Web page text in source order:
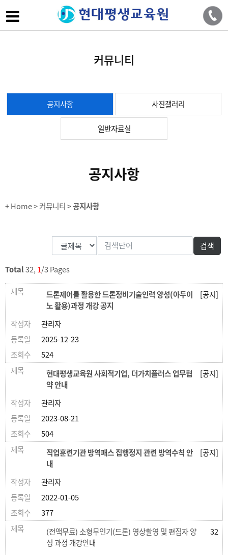
커뮤니티
공지사항 사진갤러리
일반자료실
공지사항
+ Home> 커뮤니티 >공지사항
Total32,1/3 Pages
[공지]
드론제어를 활용한 드론정비기술인력 양성(아두이
노 활용)과정 개강 공지
관리자
2025-12-23
524
[공지]
현대평생교육원 사회적기업, 더가치플러스 업무협
약 안내
관리자
2023-08-21
504
[공지]
직업훈련기관 방역패스 집행정지 관련 방역수칙 안
내
관리자
2022-01-05
377
32
(전액무료) 소형무인기(드론) 영상촬영 및 편집자 양
성 과정 개강안내